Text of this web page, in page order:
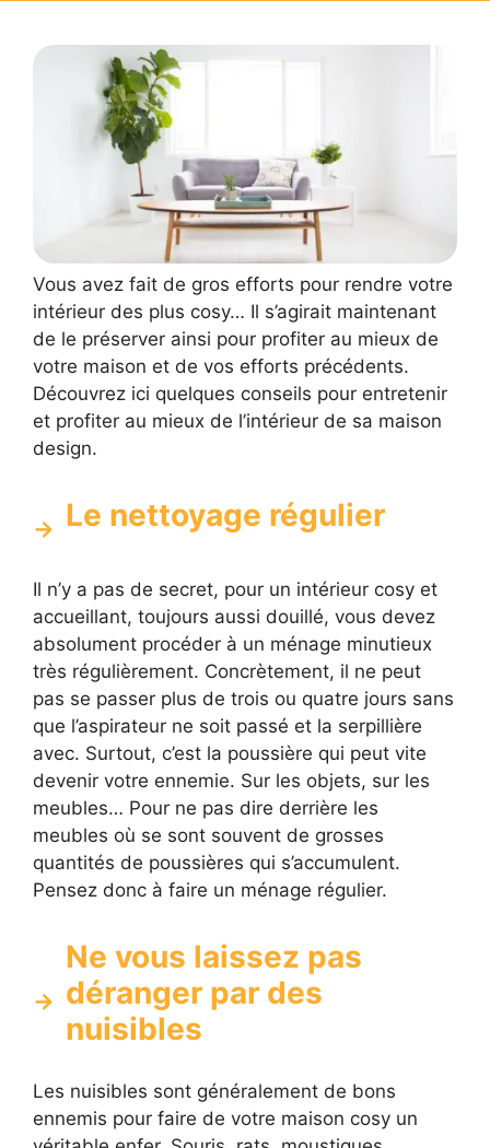
Vous avez fait de gros efforts pour rendre votre
intérieur des plus cosy… Il s’agirait maintenant
de le préserver ainsi pour profiter au mieux de
votre maison et de vos efforts précédents.
Découvrez ici quelques conseils pour entretenir
et profiter au mieux de l’intérieur de sa maison
design.
Le nettoyage régulier
Il n’y a pas de secret, pour un intérieur cosy et
accueillant, toujours aussi douillé, vous devez
absolument procéder à un ménage minutieux
très régulièrement. Concrètement, il ne peut
pas se passer plus de trois ou quatre jours sans
que l’aspirateur ne soit passé et la serpillière
avec. Surtout, c’est la poussière qui peut vite
devenir votre ennemie. Sur les objets, sur les
meubles… Pour ne pas dire derrière les
meubles où se sont souvent de grosses
quantités de poussières qui s’accumulent.
Pensez donc à faire un ménage régulier.
Ne vous laissez pas
déranger par des
nuisibles
Les nuisibles sont généralement de bons
ennemis pour faire de votre maison cosy un